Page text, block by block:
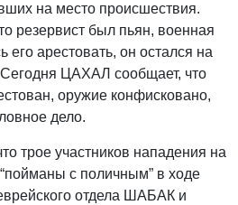
на место происшествия.
резервист был пьян, военная
его арестовать, он остался на
ЦАХАЛ сообщает, что
оружие конфисковано,
дело.
трое участников нападения на
с поличным” в ходе
отдела ШАБАК и